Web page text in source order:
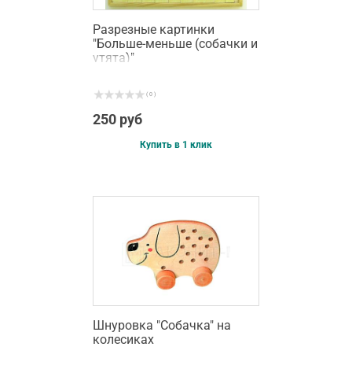
Разрезные картинки
"Больше-меньше (собачки и
утята)"
( 0 )
250 руб
Купить в 1 клик
Шнуровка "Собачка" на
колесиках